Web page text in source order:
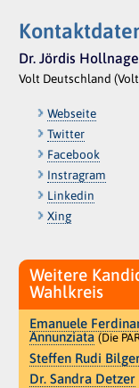
Dr. Jördis
Volt Deutschland
Webseite
Twitter
Facebook
Instragram
Linkedin
Xing
Weitere
Wahlkreis
Emanuele
Annunziata (Die
Steffen Rudi
Dr. Sandra Detzer